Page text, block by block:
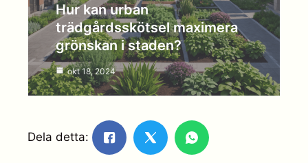
Hur kan urban
trädgårdsskötsel maximera
grönskan i staden?
okt 18, 2024
Dela detta: